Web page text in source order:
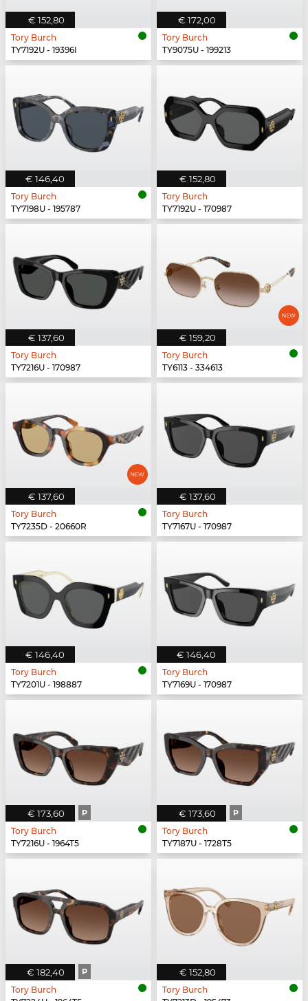
€ 152,80
Tory Burch
TY7192U - 19396I
€ 172,00
Tory Burch
TY9075U - 199213
€ 146,40
Tory Burch
TY7198U - 195787
€ 152,80
Tory Burch
TY7192U - 170987
€ 137,60
Tory Burch
TY7216U - 170987
€ 159,20
Tory Burch
TY6113 - 334613
€ 137,60
Tory Burch
TY7235D - 20660R
€ 137,60
Tory Burch
TY7167U - 170987
€ 146,40
Tory Burch
TY7201U - 198887
€ 146,40
Tory Burch
TY7169U - 170987
€ 173,60 P
Tory Burch
TY7216U - 1964T5
€ 173,60 P
Tory Burch
TY7187U - 1728T5
€ 182,40 P
Tory Burch
€ 152,80
Tory Burch